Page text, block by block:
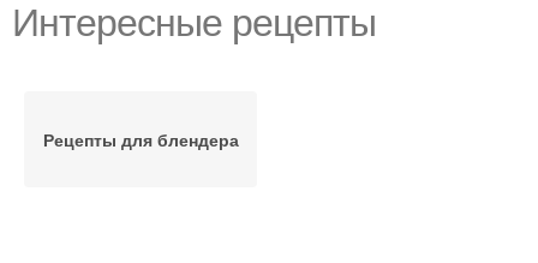
Интересные рецепты
Рецепты для блендера